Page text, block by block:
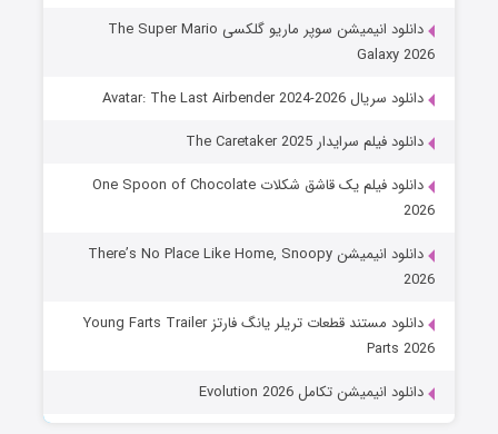
دانلود انیمیشن سوپر ماریو گلکسی The Super Mario
Galaxy 2026
دانلود سریال Avatar: The Last Airbender 2024-2026
دانلود فیلم سرایدار The Caretaker 2025
دانلود فیلم یک قاشق شکلات One Spoon of Chocolate
2026
دانلود انیمیشن There’s No Place Like Home, Snoopy
2026
دانلود مستند قطعات تریلر یانگ فارتز Young Farts Trailer
Parts 2026
دانلود انیمیشن تکامل Evolution 2026